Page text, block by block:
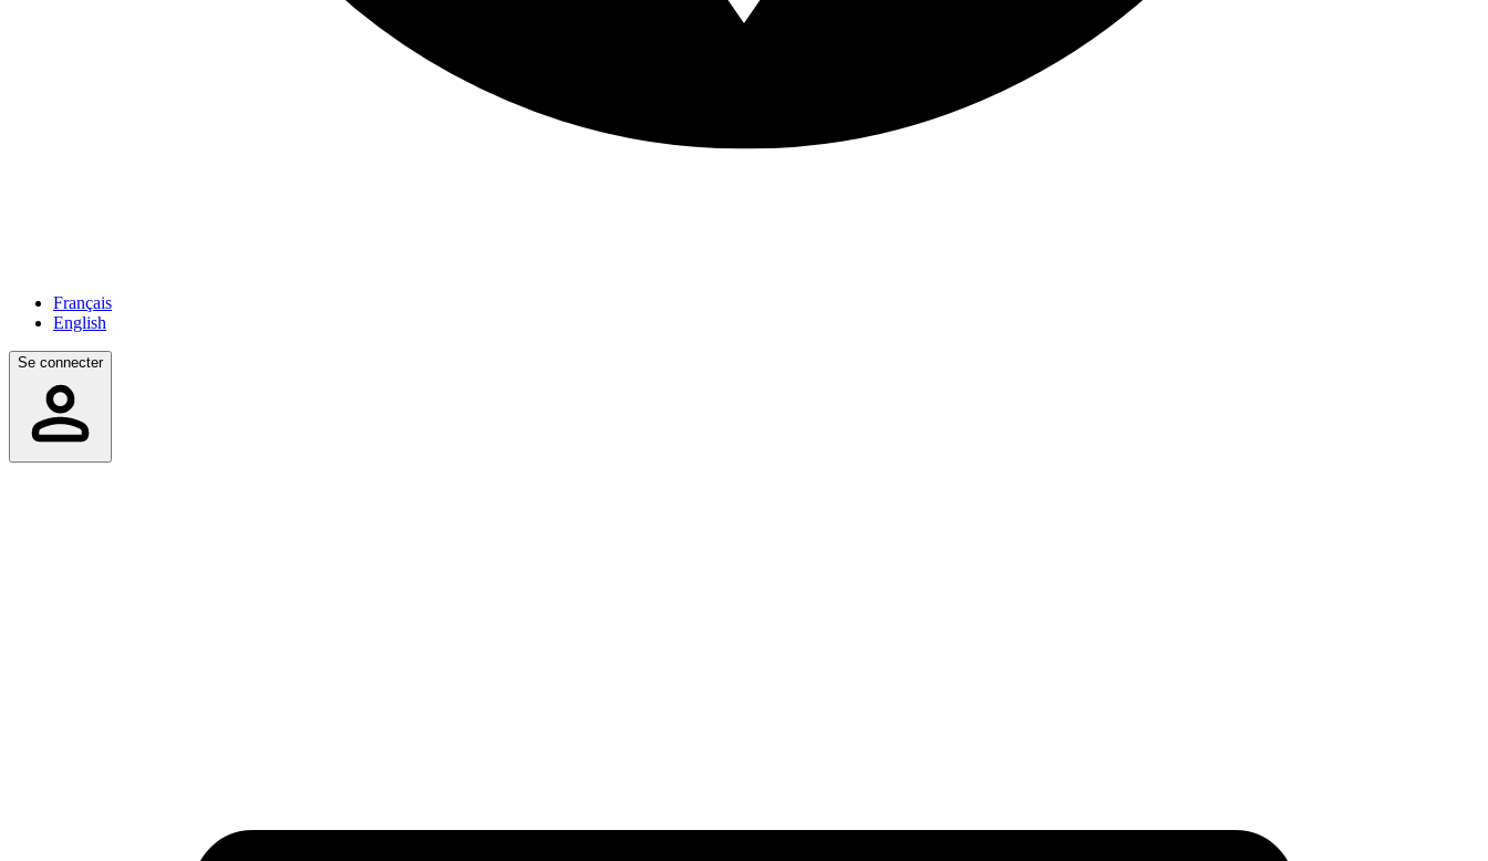
Français
English
Se connecter